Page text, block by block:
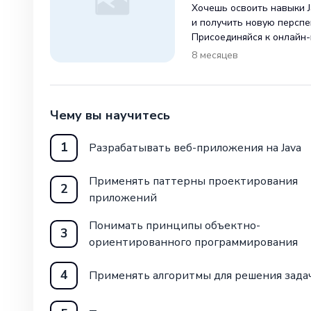
Хочешь освоить навыки
и получить новую
Присоединяйся к
от GeekBrains! Этот курс
8 месяцев
Чему вы научитесь
1
Разрабатывать веб-приложения на Java
2
Применять паттерны проектирования
приложений
3
Понимать принципы объектно-
ориентированного программирования
4 Применять алгоритмы для решения